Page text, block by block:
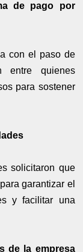
de pago por
con el paso de
entre quienes
para sostener
solicitaron que
garantizar el
y facilitar una
de la empresa